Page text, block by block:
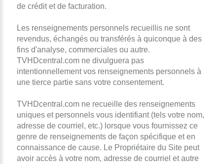
de crédit et de facturation.
Les renseignements personnels recueillis ne sont
revendus, échangés ou transférés à quiconque à des
fins d'analyse, commerciales ou autre.
TVHDcentral.com ne divulguera pas
intentionnellement vos renseignements personnels à
une tierce partie sans votre consentement.
TVHDcentral.com ne recueille des renseignements
uniques et personnels vous identifiant (tels votre nom,
adresse de courriel, etc.) lorsque vous fournissez ce
genre de renseignements de façon spécifique et en
connaissance de cause. Le Propriétaire du Site peut
avoir accès à votre nom, adresse de courriel et autre